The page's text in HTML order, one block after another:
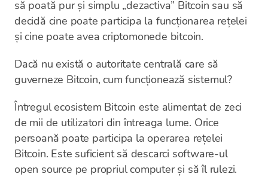
să poată pur și simplu „dezactiva” Bitcoin sau să
decidă cine poate participa la funcționarea rețelei
și cine poate avea criptomonede bitcoin.
Dacă nu există o autoritate centrală care să
guverneze Bitcoin, cum funcționează sistemul?
Întregul ecosistem Bitcoin este alimentat de zeci
de mii de utilizatori din întreaga lume. Orice
persoană poate participa la operarea rețelei
Bitcoin. Este suficient să descarci software-ul
open source pe propriul computer și să îl rulezi.